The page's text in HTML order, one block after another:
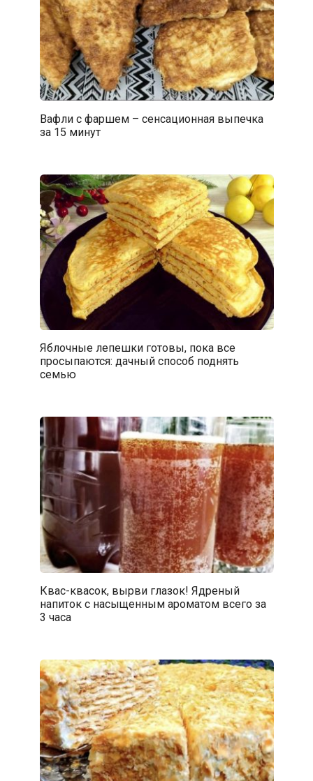
Вафли с фаршем – сенсационная выпечка
за 15 минут
Яблочные лепешки готовы, пока все
просыпаются: дачный способ поднять
семью
Квас-квасок, вырви глазок! Ядреный
напиток с насыщенным ароматом всего за
3 часа